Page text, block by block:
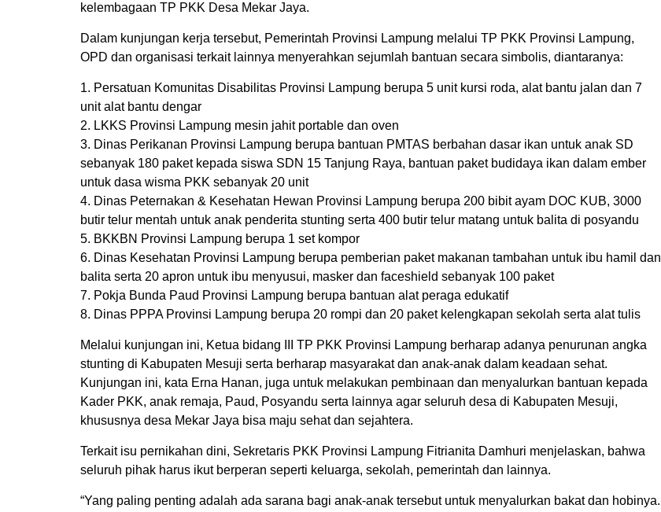
kelembagaan TP PKK Desa Mekar Jaya.
Dalam kunjungan kerja tersebut, Pemerintah Provinsi Lampung melalui TP PKK Provinsi Lampung,
OPD dan organisasi terkait lainnya menyerahkan sejumlah bantuan secara simbolis, diantaranya:
1. Persatuan Komunitas Disabilitas Provinsi Lampung berupa 5 unit kursi roda, alat bantu jalan dan 7
unit alat bantu dengar
2. LKKS Provinsi Lampung mesin jahit portable dan oven
3. Dinas Perikanan Provinsi Lampung berupa bantuan PMTAS berbahan dasar ikan untuk anak SD
sebanyak 180 paket kepada siswa SDN 15 Tanjung Raya, bantuan paket budidaya ikan dalam ember
untuk dasa wisma PKK sebanyak 20 unit
4. Dinas Peternakan & Kesehatan Hewan Provinsi Lampung berupa 200 bibit ayam DOC KUB, 3000
butir telur mentah untuk anak penderita stunting serta 400 butir telur matang untuk balita di posyandu
5. BKKBN Provinsi Lampung berupa 1 set kompor
6. Dinas Kesehatan Provinsi Lampung berupa pemberian paket makanan tambahan untuk ibu hamil dan
balita serta 20 apron untuk ibu menyusui, masker dan faceshield sebanyak 100 paket
7. Pokja Bunda Paud Provinsi Lampung berupa bantuan alat peraga edukatif
8. Dinas PPPA Provinsi Lampung berupa 20 rompi dan 20 paket kelengkapan sekolah serta alat tulis
Melalui kunjungan ini, Ketua bidang III TP PKK Provinsi Lampung berharap adanya penurunan angka
stunting di Kabupaten Mesuji serta berharap masyarakat dan anak-anak dalam keadaan sehat.
Kunjungan ini, kata Erna Hanan, juga untuk melakukan pembinaan dan menyalurkan bantuan kepada
Kader PKK, anak remaja, Paud, Posyandu serta lainnya agar seluruh desa di Kabupaten Mesuji,
khususnya desa Mekar Jaya bisa maju sehat dan sejahtera.
Terkait isu pernikahan dini, Sekretaris PKK Provinsi Lampung Fitrianita Damhuri menjelaskan, bahwa
seluruh pihak harus ikut berperan seperti keluarga, sekolah, pemerintah dan lainnya.
“Yang paling penting adalah ada sarana bagi anak-anak tersebut untuk menyalurkan bakat dan hobinya.